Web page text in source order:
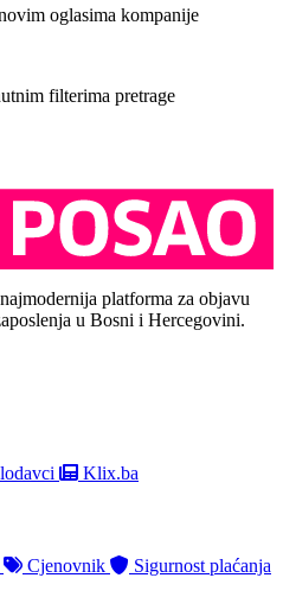
oglasima kompanije
filterima pretrage
platforma za objavu
u Bosni i Hercegovini.
Klix.ba
Cjenovnik Sigurnost plaćanja